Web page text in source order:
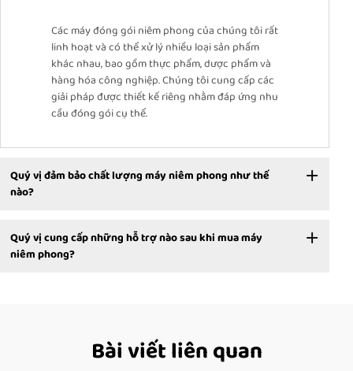
Các máy đóng gói niêm phong của chúng tôi rất
linh hoạt và có thể xử lý nhiều loại sản phẩm
khác nhau, bao gồm thực phẩm, dược phẩm và
hàng hóa công nghiệp. Chúng tôi cung cấp các
giải pháp được thiết kế riêng nhằm đáp ứng nhu
cầu đóng gói cụ thể.
Quý vị đảm bảo chất lượng máy niêm phong như thế
nào?
Quý vị cung cấp những hỗ trợ nào sau khi mua máy
niêm phong?
Bài viết liên quan